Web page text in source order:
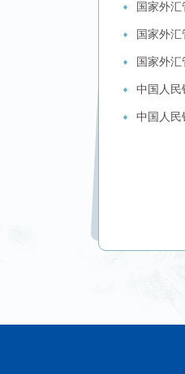
国家外
国家外
国家外
中国人民
中国人民